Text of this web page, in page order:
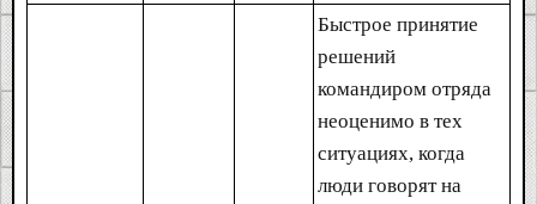
Быстрое принятие
решений
командиром отряда
неоценимо в тех
ситуациях, когда
люди говорят на